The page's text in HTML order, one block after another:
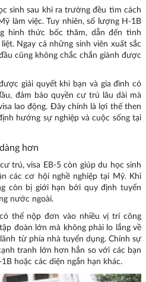
sinh sau khi ra trường đều tìm cách
làm việc. Tuy nhiên, số lượng H-1B
hình thức bốc thăm, dẫn đến tình
Ngay cả những sinh viên xuất sắc
cũng không chắc chắn giành được
giải quyết khi bạn và gia đình có
đảm bảo quyền cư trú lâu dài mà
lao động. Đây chính là lợi thế then
hướng sự nghiệp và cuộc sống tại
hơn
trú, visa EB-5 còn giúp du học sinh
các cơ hội nghề nghiệp tại Mỹ. Khi
còn bị giới hạn bởi quy định tuyển
nước ngoài.
thể nộp đơn vào nhiều vị trí công
đoàn lớn mà không phải lo lắng về
từ phía nhà tuyển dụng. Chính sự
tranh lớn hơn hẳn so với các bạn
hoặc các diện ngắn hạn khác.